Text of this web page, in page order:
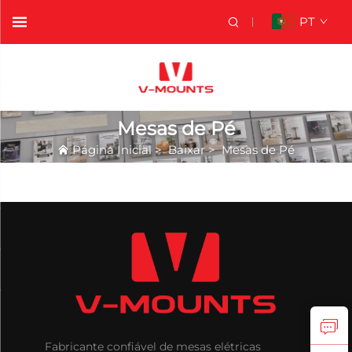
PT
Mesas de Pé
Página Inicial>Baixar>Mesas de Pé
Fabricante confiável de mesas elétricas